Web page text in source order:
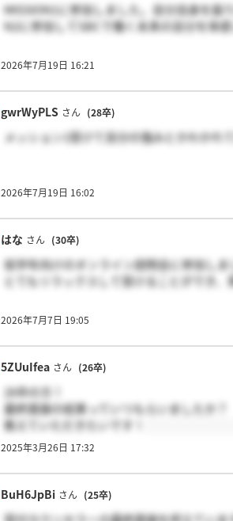
MISSION1に参加しました。自分自身を振
N2に参加してSBCで働く未来の自分を体
2026年7月19日 16:21
gwrWyPLS さん (28卒)
メッション1受けて自分の強みとかわかれ
2026年7月19日 16:02
はな さん (30卒)
低学年向けのオンライン説明会に参加し
とてもリラックスして受けることができ
2026年7月7日 19:05
5ZUuIfea さん (26卒)
26卒の方！
最終面接の結果っていつもらいましたか？
教えていただきたいです！
2025年3月26日 17:32
BuH6JpBi さん (25卒)